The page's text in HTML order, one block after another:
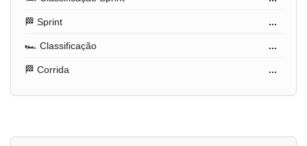
🏁 Sprint ...
🏎️ Classificação ...
🏁 Corrida ...